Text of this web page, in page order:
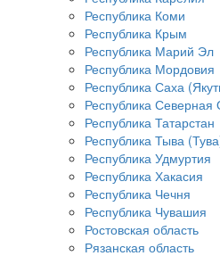
Республика Коми
Республика Крым
Республика Марий Эл
Республика Мордовия
Республика Саха
Республика
Республика Татарстан
Республика Тыва
Республика Удмуртия
Республика Хакасия
Республика Чечня
Республика Чувашия
Ростовская область
Рязанская область